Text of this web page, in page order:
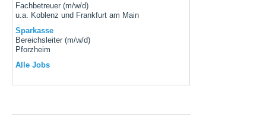
Fachbetreuer (m/w/d)
u.a. Koblenz und Frankfurt am Main
Sparkasse
Bereichsleiter (m/w/d)
Pforzheim
Alle Jobs